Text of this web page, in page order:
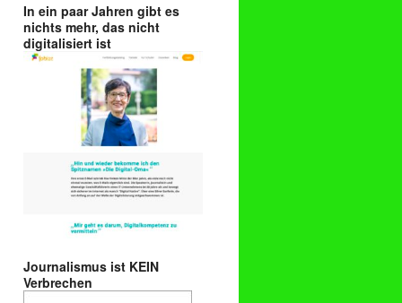
In ein paar Jahren gibt es
nichts mehr, das nicht
digitalisiert ist
Journalismus ist KEIN
Verbrechen